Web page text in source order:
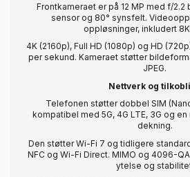
Frontkameraet er på 12 MP med f/2.2
sensor og 80° synsfelt.
oppløsninger, inkludert
4K (2160p), Full HD (1080p) og HD
per sekund. Kameraet støtter
JPEG.
Nettverk og
Telefonen støtter dobbel SIM
kompatibel med 5G, 4G LTE, 3G og
dekning.
Den støtter Wi-Fi 7 og tidligere
NFC og Wi-Fi Direct. MIMO og 4096-
ytelse og